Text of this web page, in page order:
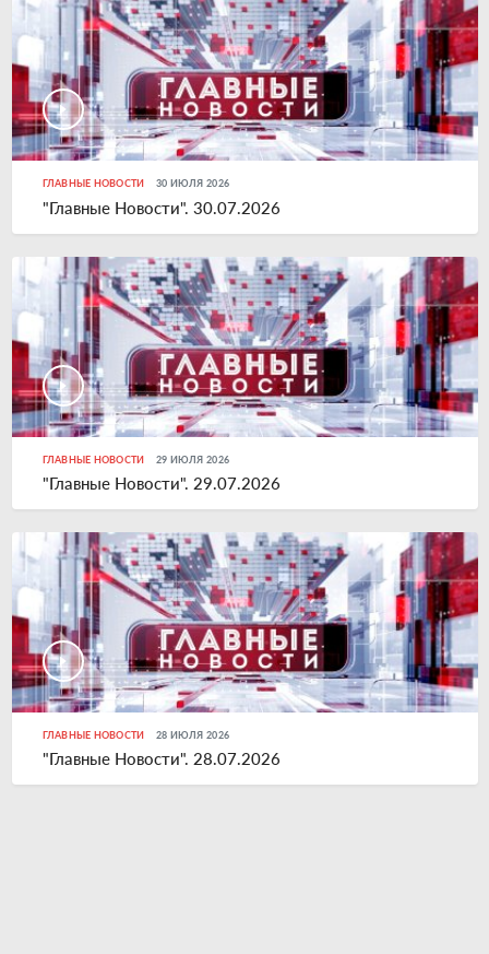
ГЛАВНЫЕ НОВОСТИ 30 ИЮЛЯ 2026
"Главные Новости". 30.07.2026
ГЛАВНЫЕ НОВОСТИ 29 ИЮЛЯ 2026
"Главные Новости". 29.07.2026
ГЛАВНЫЕ НОВОСТИ 28 ИЮЛЯ 2026
"Главные Новости". 28.07.2026